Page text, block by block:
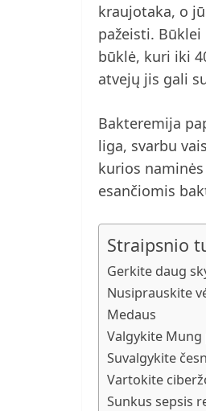
kraujotaka, o
pažeisti.
būklė, kuri iki
atvejų jis gali
Bakteremija
liga, svarbu
kurios
esančiomis
Straipsnio
Gerkite daug
Nusiprauskite
Medaus
Valgykite Mung
Suvalgykite
Vartokite
Sunkus sepsis